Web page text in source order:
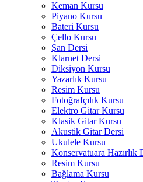
Keman Kursu
Piyano Kursu
Bateri Kursu
Çello Kursu
Şan Dersi
Klarnet Dersi
Diksiyon Kursu
Yazarlık Kursu
Resim Kursu
Fotoğrafçılık Kursu
Elektro Gitar Kursu
Klasik Gitar Kursu
Akustik Gitar Dersi
Ukulele Kursu
Konservatuara Hazırlık
Resim Kursu
Bağlama Kursu